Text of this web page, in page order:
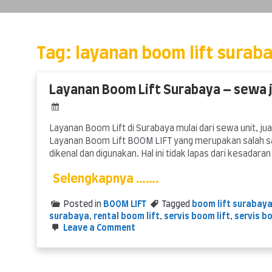
Tag: layanan boom lift
Layanan Boom Lift Surabaya – sewa
Layanan Boom Lift di Surabaya mulai dari sewa unit,
Layanan Boom Lift BOOM LIFT yang merupakan
dikenal dan digunakan. Hal ini tidak lapas dari
Selengkapnya …….
Posted in BOOM LIFT Tagged boom lift surabaya
surabaya, rental boom lift, servis boom lift, servis
Leave a Commenton